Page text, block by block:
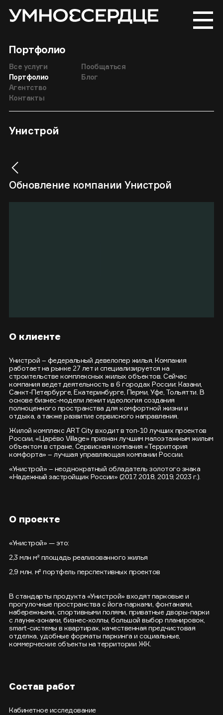
Портфолио
Все услуги
Портфолио
Агентство
Контакты
Пообщаться
Блог
Унистрой
Обновление компании Унистрой
О клиенте
Унистрой – федеральный девелопер жилья. Компания
работает на рынке 27 лет и специализируется на
строительстве комплексных жилых объектов. Сейчас
компания ведет деятельность в 6 городах России: Казани,
Санкт-Петербурге, Екатеринбурге, Перми, Уфе, Тольятти. В
основе бизнес-модели лежит идеология создания
полноценного пространства для комфортной жизни и
отдыха, а также развитие сервисного направления.
Жилой комплекс ART City входит в топ-10 лучших проектов
России, «Царёво Village» признан лучшим малоэтажным жилым
объектом в стране, Сервисная компания «Территория
комфорта» – лучшая управляющая компании России.
«Унистрой» – неоднократный обладатель золотого знака
«Надежный застройщик России» (2017, 2018, 2019, 2023 г.).
О проекте
«Унистрой» — это:
2,3 млн м² площадь реализованного жилья
2,9 млн. м² портфель перспективных проектов
В стандарты продукта «Унистрой» входят парковые и
прогулочные пространства с йога-парками, фонтанами,
набережными, спортивными полями, приватные дворы-парки
с лаунж-зонами, бизнес-холлы, большой выбор планировок,
smart-системы в квартирах, качественная предчистовая
отделка, удобные форматы паркинга и социальные,
коммерческие объекты на территории ЖК.
Состав работ
Кабинетное исследование